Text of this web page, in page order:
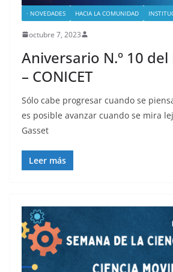
· NOVEDADES HACIA LA COMUNIDAD
octubre 7, 2023
Aniversario N.º 10 del
– CONICET
Sólo cabe progresar cuando se
es posible avanzar cuando se mira
Gasset
Leer más